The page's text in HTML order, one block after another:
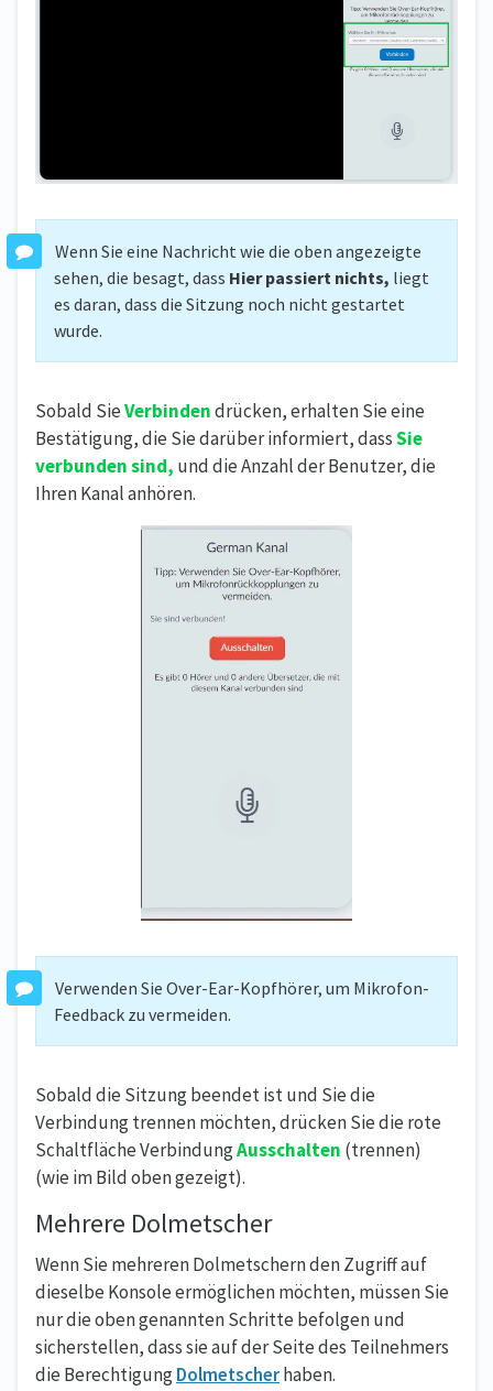
Wenn Sie eine Nachricht wie die oben angezeigte
sehen, die besagt, dass Hier passiert nichts, liegt
es daran, dass die Sitzung noch nicht gestartet
wurde.
Sobald SieVerbindendrücken, erhalten Sie eine
Bestätigung, die Sie darüber informiert, dassSie
verbunden sind, und die Anzahl der Benutzer, die
Ihren Kanal anhören.
Verwenden Sie Over-Ear-Kopfhörer, um Mikrofon-
Feedback zu vermeiden.
Sobald die Sitzung beendet ist und Sie die
Verbindung trennen möchten, drücken Sie die rote
Schaltfläche VerbindungAusschalten (trennen)
(wie im Bild oben gezeigt).
Mehrere Dolmetscher
Wenn Sie mehreren Dolmetschern den Zugriff auf
dieselbe Konsole ermöglichen möchten, müssen Sie
nur die oben genannten Schritte befolgen und
sicherstellen, dass sie auf der Seite des Teilnehmers
die BerechtigungDolmetscherhaben.